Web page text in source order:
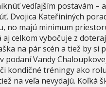
vedľajším postavám –
Dvojica Kateřininých
no majú minimum
celkom vybočuje z
na pár scén a tiež by si
Vandy
kondičné tréningy ako
na veľa nevydajú. Koľká